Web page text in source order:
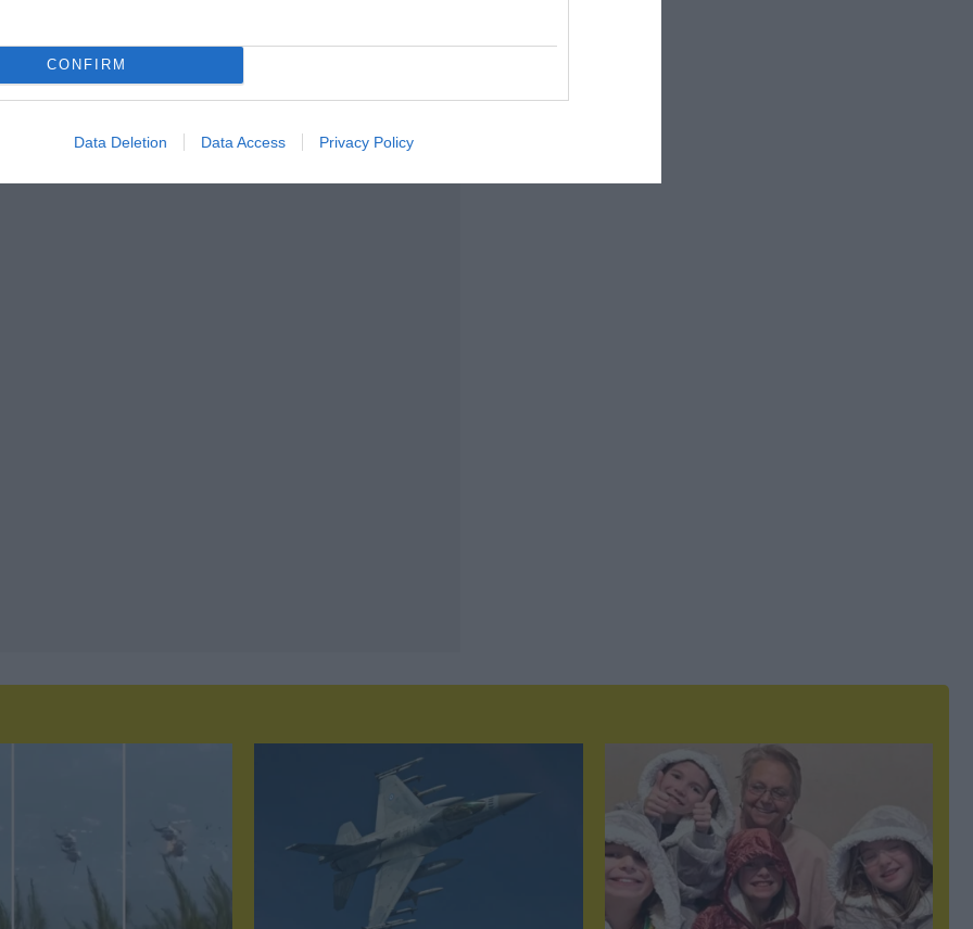
CONFIRM
Data Deletion Data Access Privacy Policy